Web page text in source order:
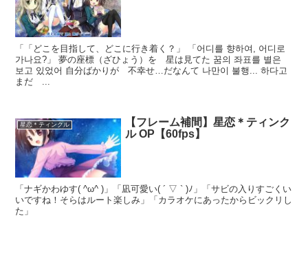
「「どこを目指して、どこに行き着く？」 「어디를 향하여, 어디로
가나요?」 夢の座標（ざひょう）を 星は見てた 꿈의 좌표를 별은
보고 있었어 自分ばかりが 不幸せ…だなんて 나만이 불행... 하다고
まだ ...
星恋＊ティンクル
【フレーム補間】星恋＊ティンク
ル OP【60fps】
「ナギかわゆす( ^ω^ )」「凪可愛い( ´ ▽ ` )ﾉ」「サビの入りすごくい
いですね！そらはルート楽しみ」「カラオケにあったからビックリし
た」